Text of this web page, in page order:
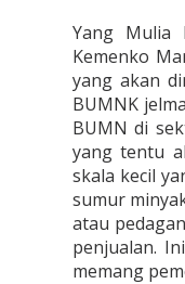
Yang Mulia
Kemenko
yang akan
BUMNK
BUMN di
yang tentu
skala kecil
sumur
atau
penjualan.
memang